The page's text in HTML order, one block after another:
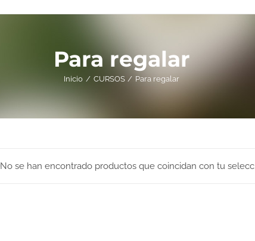
Para regalar
Inicio CURSOS Para regalar
No se han encontrado productos que coincidan con tu